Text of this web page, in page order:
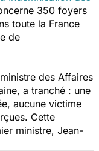
350 foyers
toute la France
de
des Affaires
a tranché : une
aucune victime
Cette
ministre, Jean-